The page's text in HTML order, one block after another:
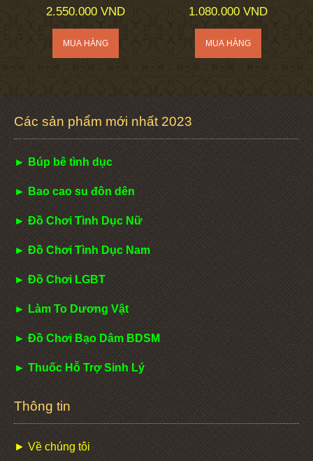
2.550.000 VND 1.080.000 VND
Các sản phẩm mới nhất 2023
► Búp bê tình dục
► Bao cao su đôn dên
► Đồ Chơi Tình Dục Nữ
► Đồ Chơi Tình Dục Nam
► Đồ Chơi LGBT
► Làm To Dương Vật
► Đồ Chơi Bạo Dâm BDSM
► Thuốc Hỗ Trợ Sinh Lý
Thông tin
► Về chúng tôi